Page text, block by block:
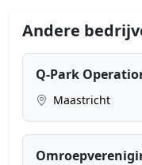
Andere
Q-Park
Maastricht